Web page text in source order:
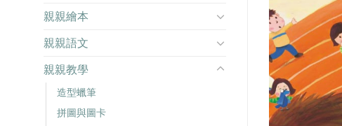
親親繪本
親親語文
親親教學
造型蠟筆
拼圖與圖卡